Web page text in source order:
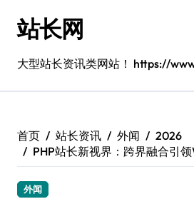
站长网
大型站长资讯类网站！ https://
首页 站长资讯 外闻
2026
PHP站长新视界：跨界融合引
外闻